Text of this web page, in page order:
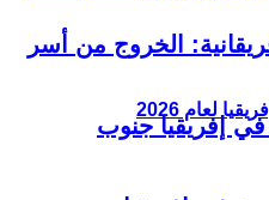
الخروج من أسر
في إفريقيا جنوب